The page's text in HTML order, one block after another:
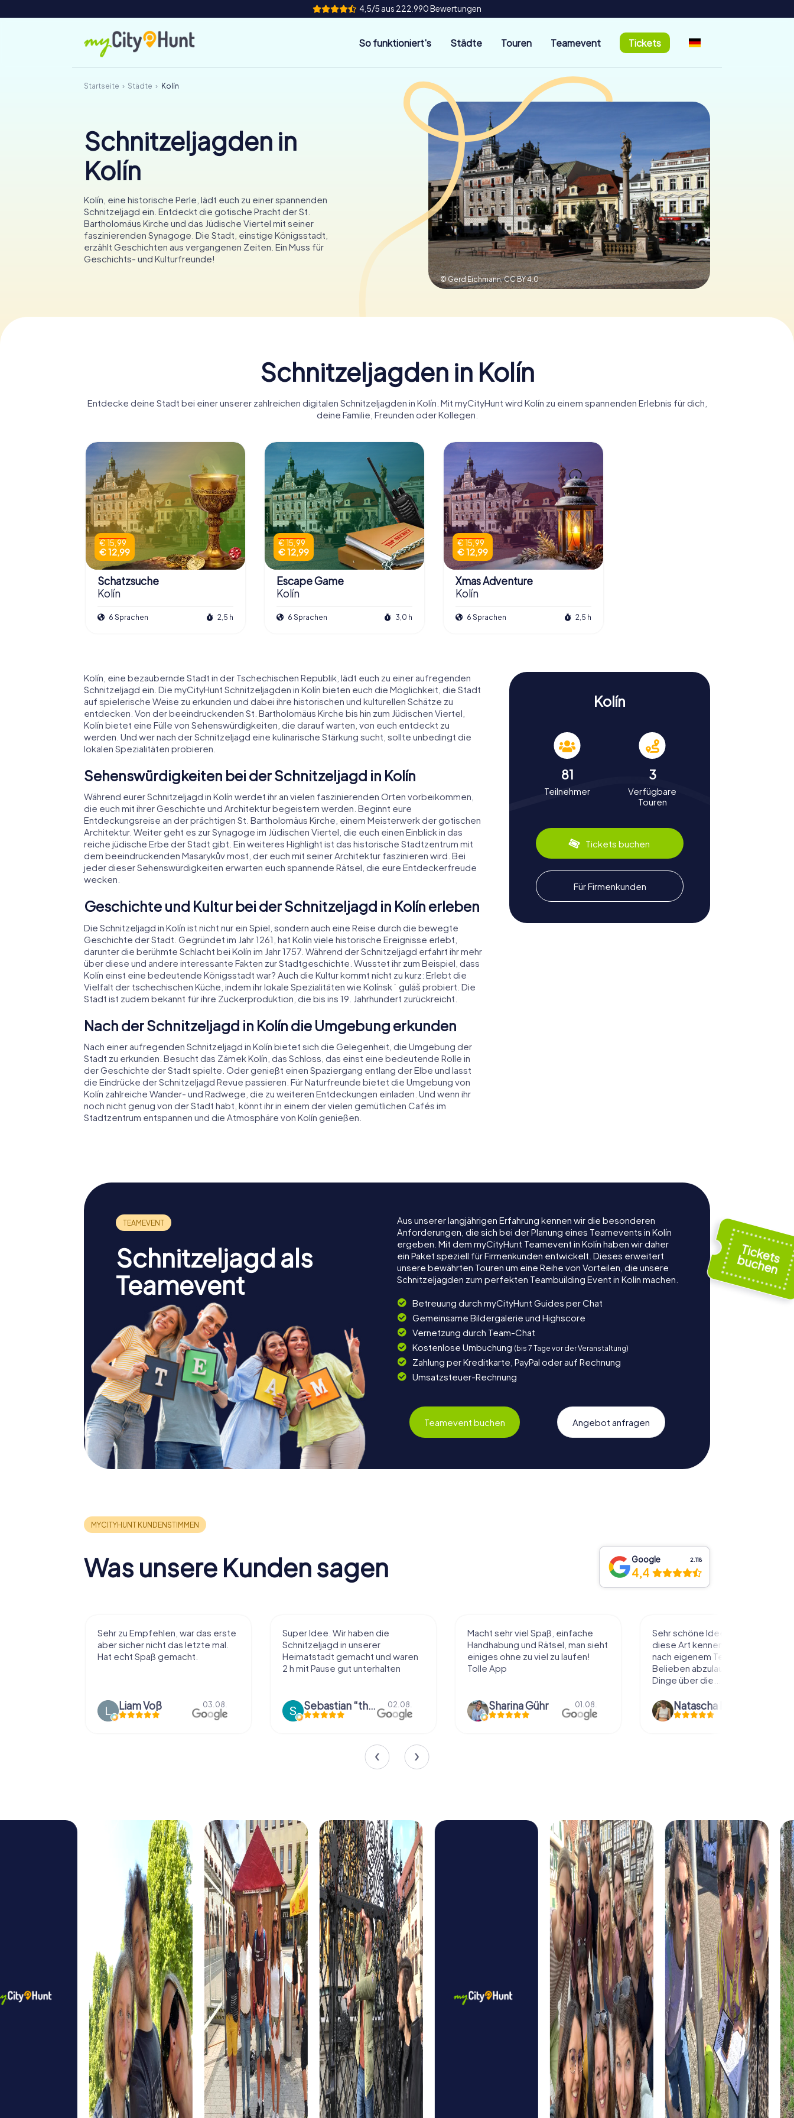
4,5/5 aus 222.990 Bewertungen
So funktioniert's Städte Touren Teamevent Tickets
Startseite Städte Kolín
Schnitzeljagden in
Kolín
Kolín, eine historische Perle, lädt euch zu einer spannenden
Schnitzeljagd ein. Entdeckt die gotische Pracht der St.
Bartholomäus Kirche und das Jüdische Viertel mit seiner
faszinierenden Synagoge. Die Stadt, einstige Königsstadt,
erzählt Geschichten aus vergangenen Zeiten. Ein Muss für
Geschichts- und Kulturfreunde!
© Gerd Eichmann,CC BY 4.0
Schnitzeljagden in Kolín
Entdecke deine Stadt bei einer unserer zahlreichen digitalen Schnitzeljagden in Kolín. Mit myCityHunt wird Kolín zu einem spannenden Erlebnis für dich,
deine Familie, Freunden oder Kollegen.
€ 15,99
€ 12,99
Schatzsuche
Kolín
6 Sprachen 2,5 h
€ 15,99
€ 12,99
Escape Game
Kolín
6 Sprachen 3,0 h
€ 15,99
€ 12,99
Xmas Adventure
Kolín
6 Sprachen 2,5 h
Kolín, eine bezaubernde Stadt in der Tschechischen Republik, lädt euch zu einer aufregenden
Schnitzeljagd ein. Die myCityHunt Schnitzeljagden in Kolín bieten euch die Möglichkeit, die Stadt
auf spielerische Weise zu erkunden und dabei ihre historischen und kulturellen Schätze zu
entdecken. Von der beeindruckenden St. Bartholomäus Kirche bis hin zum Jüdischen Viertel,
Kolín bietet eine Fülle von Sehenswürdigkeiten, die darauf warten, von euch entdeckt zu
werden. Und wer nach der Schnitzeljagd eine kulinarische Stärkung sucht, sollte unbedingt die
lokalen Spezialitäten probieren.
Sehenswürdigkeiten bei der Schnitzeljagd in Kolín
Während eurer Schnitzeljagd in Kolín werdet ihr an vielen faszinierenden Orten vorbeikommen,
die euch mit ihrer Geschichte und Architektur begeistern werden. Beginnt eure
Entdeckungsreise an der prächtigen St. Bartholomäus Kirche, einem Meisterwerk der gotischen
Architektur. Weiter geht es zur Synagoge im Jüdischen Viertel, die euch einen Einblick in das
reiche jüdische Erbe der Stadt gibt. Ein weiteres Highlight ist das historische Stadtzentrum mit
dem beeindruckenden Masarykův most, der euch mit seiner Architektur faszinieren wird. Bei
jeder dieser Sehenswürdigkeiten erwarten euch spannende Rätsel, die eure Entdeckerfreude
wecken.
Geschichte und Kultur bei der Schnitzeljagd in Kolín erleben
Die Schnitzeljagd in Kolín ist nicht nur ein Spiel, sondern auch eine Reise durch die bewegte
Geschichte der Stadt. Gegründet im Jahr 1261, hat Kolín viele historische Ereignisse erlebt,
darunter die berühmte Schlacht bei Kolín im Jahr 1757. Während der Schnitzeljagd erfahrt ihr mehr
über diese und andere interessante Fakten zur Stadtgeschichte. Wusstet ihr zum Beispiel, dass
Kolín einst eine bedeutende Königsstadt war? Auch die Kultur kommt nicht zu kurz: Erlebt die
Vielfalt der tschechischen Küche, indem ihr lokale Spezialitäten wie Kolínský guláš probiert. Die
Stadt ist zudem bekannt für ihre Zuckerproduktion, die bis ins 19. Jahrhundert zurückreicht.
Nach der Schnitzeljagd in Kolín die Umgebung erkunden
Nach einer aufregenden Schnitzeljagd in Kolín bietet sich die Gelegenheit, die Umgebung der
Stadt zu erkunden. Besucht das Zámek Kolín, das Schloss, das einst eine bedeutende Rolle in
der Geschichte der Stadt spielte. Oder genießt einen Spaziergang entlang der Elbe und lasst
die Eindrücke der Schnitzeljagd Revue passieren. Für Naturfreunde bietet die Umgebung von
Kolín zahlreiche Wander- und Radwege, die zu weiteren Entdeckungen einladen. Und wenn ihr
noch nicht genug von der Stadt habt, könnt ihr in einem der vielen gemütlichen Cafés im
Stadtzentrum entspannen und die Atmosphäre von Kolín genießen.
Kolín
81
Teilnehmer
3
Verfügbare
Touren
Tickets buchen
Für Firmenkunden
Schnitzeljagd als
Teamevent
Aus unserer langjährigen Erfahrung kennen wir die besonderen
Anforderungen, die sich bei der Planung eines Teamevents in Kolín
ergeben. Mit dem myCityHunt Teamevent in Kolín haben wir daher
ein Paket speziell für Firmenkunden entwickelt. Dieses erweitert
unsere bewährten Touren um eine Reihe von Vorteilen, die unsere
Schnitzeljagden zum perfekten Teambuilding Event in Kolín machen.
Betreuung durch myCityHunt Guides per Chat
Gemeinsame Bildergalerie und Highscore
Vernetzung durch Team-Chat
Kostenlose Umbuchung (bis 7 Tage vor der Veranstaltung)
Zahlung per Kreditkarte, PayPal oder auf Rechnung
Umsatzsteuer-Rechnung
Teamevent buchen Angebot anfragen
Was unsere Kunden sagen Google 2.118
4,4
Sehr zu Empfehlen, war das erste
aber sicher nicht das letzte mal.
Hat echt Spaß gemacht.
Liam Voß 03.08.
Super Idee. Wir haben die
Schnitzeljagd in unserer
Heimatstadt gemacht und waren
2 h mit Pause gut unterhalten
Sebastian “the sleeping Boxer Dog” Röhner 02.08.
Macht sehr viel Spaß, einfache
Handhabung und Rätsel, man sieht
einiges ohne zu viel zu laufen!
Tolle App
Sharina Gühr 01.08.
Sehr schöne Idee die Stadt auf
diese Art kennenzulernen. Alles
nach eigenem Tempo und
Belieben abzulaufen und dabei
Dinge über die...